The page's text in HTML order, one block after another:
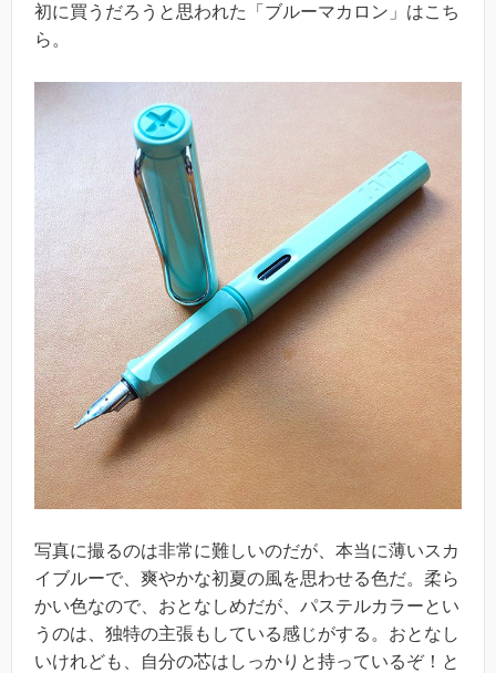
初に買うだろうと思われた「ブルーマカロン」はこち
ら。
写真に撮るのは非常に難しいのだが、本当に薄いスカ
イブルーで、爽やかな初夏の風を思わせる色だ。柔ら
かい色なので、おとなしめだが、パステルカラーとい
うのは、独特の主張もしている感じがする。おとなし
いけれども、自分の芯はしっかりと持っているぞ！と